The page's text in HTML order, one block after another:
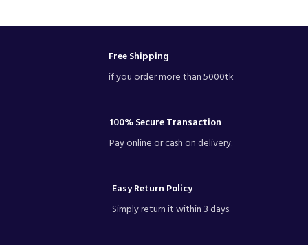
6 Pcs Cups6 Pcs Saucers
4/6 Pcs Curry Bowls
Free Shipping
if you order more than 5000tk
100% Secure Transaction
Pay online or cash on delivery.
Easy Return Policy
Simply return it within 3 days.